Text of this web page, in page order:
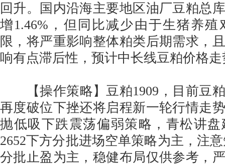
回升。国内沿海主要地区油厂豆粕总
增1.46%，但同比减少由于生猪养
限，将严重影响整体粕类后期需求，
响有点滞后性，预计中长线豆粕价格
【操作策略】豆粕1909，目前豆
再度破位下挫还将启程新一轮行情走
抛低吸下跌震荡偏弱策略，青松讲
2652下方分批进场空单策略为主，注
分批止盈为主，稳健布局仅供参考，